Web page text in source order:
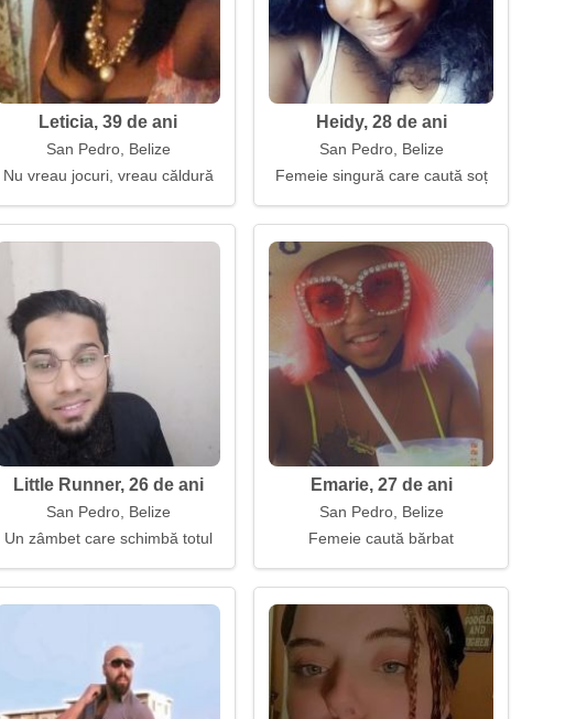
se rătăcească
Leticia, 39 de ani
San Pedro, Belize
Nu vreau jocuri, vreau căldură
Heidy, 28 de ani
San Pedro, Belize
Femeie singură care caută soț
Little Runner, 26 de ani
San Pedro, Belize
Un zâmbet care schimbă totul
Emarie, 27 de ani
San Pedro, Belize
Femeie caută bărbat